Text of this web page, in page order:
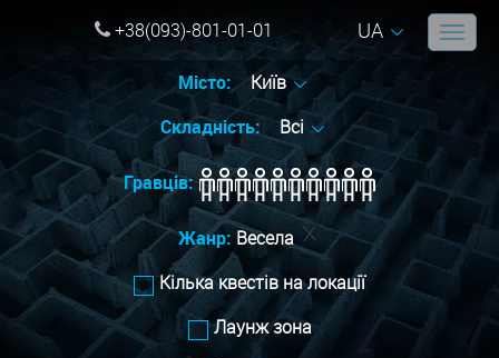
+38(093)-801-01-01 UA
Місто: Київ
Складність:
Всі
Гравців:
Жанр: Весела
Кілька квестів на локації
Лаунж зона